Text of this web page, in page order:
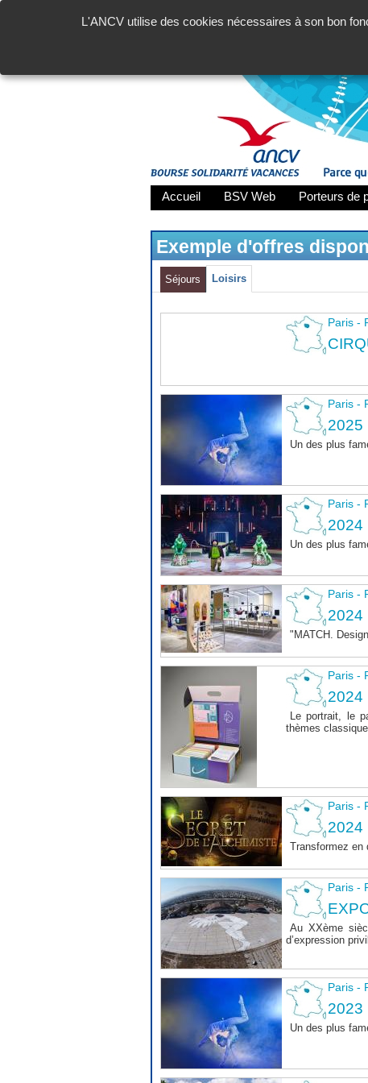
L'ANCV utilise des cookies nécessaires à son bon
Accueil BSV Web Porteurs de
Exemple d'offres
Séjours Loisirs
Paris -
Paris -
2025
Un des plus
Paris -
2024
Un des plus
Paris -
2024
"MATCH.
Paris -
2024
Le portrait, le
thèmes
Paris -
2024
Transformez en
Paris -
Au XXème
d’expression
Paris -
2023
Un des plus